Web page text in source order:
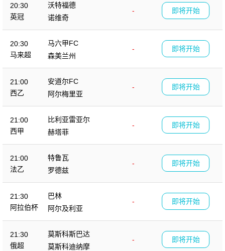
20:30
英冠
沃特福德
-
诺维奇
即将开始
20:30
马来超
马六甲FC
-
森美兰州
即将开始
21:00
西乙
安道尔FC
-
阿尔梅里亚
即将开始
21:00
西甲
比利亚雷亚尔
-
赫塔菲
即将开始
21:00
法乙
特鲁瓦
-
罗德兹
即将开始
21:30
阿拉伯杯
巴林
-
阿尔及利亚
即将开始
21:30
俄超
莫斯科斯巴达
-
莫斯科迪纳摩
即将开始